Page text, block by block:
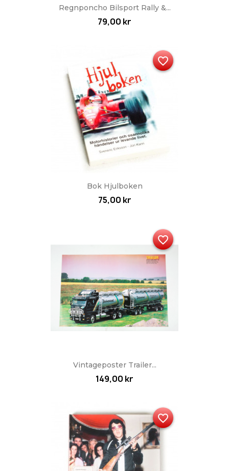
Regnponcho Bilsport Rally &...
79,00 kr
Bok Hjulboken
75,00 kr
favorite_border
Vintageposter Trailer...
149,00 kr
favorite_border
favorite_border